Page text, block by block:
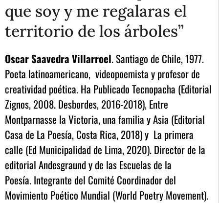
que soy y me regalaras el
territorio de los árboles”
Oscar Saavedra Villarroel. Santiago de Chile, 1977.
Poeta latinoamericano, videopoemista y profesor de
creatividad poética. Ha Publicado Tecnopacha (Editorial
Zignos, 2008. Desbordes, 2016-2018), Entre
Montparnasse la Victoria, una familia y Asia (Editorial
Casa de La Poesía, Costa Rica, 2018) y La primera
calle (Ed Municipalidad de Lima, 2020). Director de la
editorial Andesgraund y de las Escuelas de la
Poesía. Integrante del Comité Coordinador del
Movimiento Poético Mundial (World Poetry Movement).